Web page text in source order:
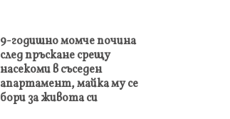
9-годишно момче почина
след пръскане срещу
насекоми в съседен
апартамент, майка му се
бори за живота си